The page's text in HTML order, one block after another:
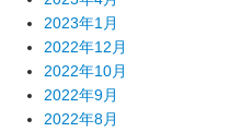
2023年1月
2022年12月
2022年10月
2022年9月
2022年8月